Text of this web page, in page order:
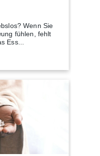
Wenn Sie
fühlen, fehlt
Ess...